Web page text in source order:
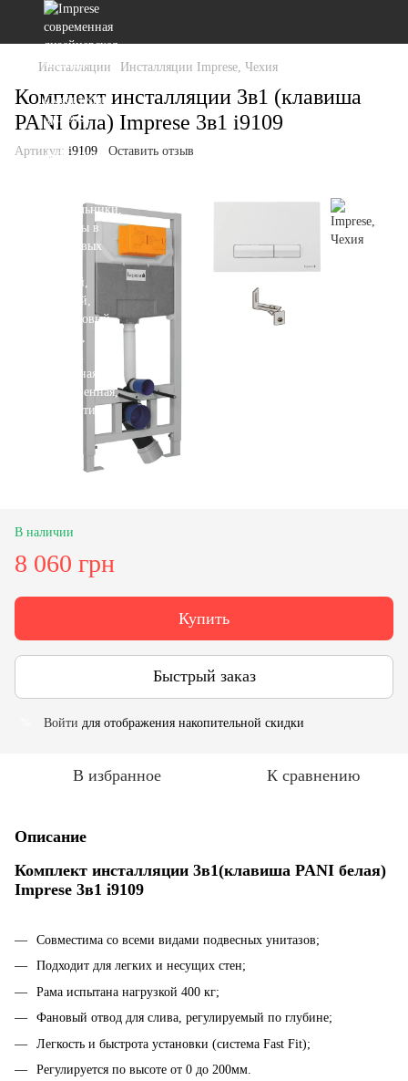
Инсталляции Инсталляции Imprese, Чехия
Комплект инсталляции 3в1 (клавиша
PANI біла) Imprese 3в1 i9109
Артикул: i9109 Оставить отзыв
В наличии
8 060 грн
Купить
Быстрый заказ
Войти для отображения накопительной скидки
В избранное К сравнению
Описание
Комплект инсталляции 3в1(клавиша PANI белая)
Imprese 3в1 i9109
Совместима со всеми видами подвесных унитазов;
Подходит для легких и несущих стен;
Рама испытана нагрузкой 400 кг;
Фановый отвод для слива, регулируемый по глубине;
Легкость и быстрота установки (система Fast Fit);
Регулируется по высоте от 0 до 200мм.